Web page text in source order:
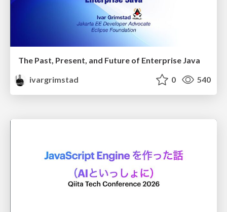
The Past, Present, and Future of Enterprise Java
ivargrimstad
0 540